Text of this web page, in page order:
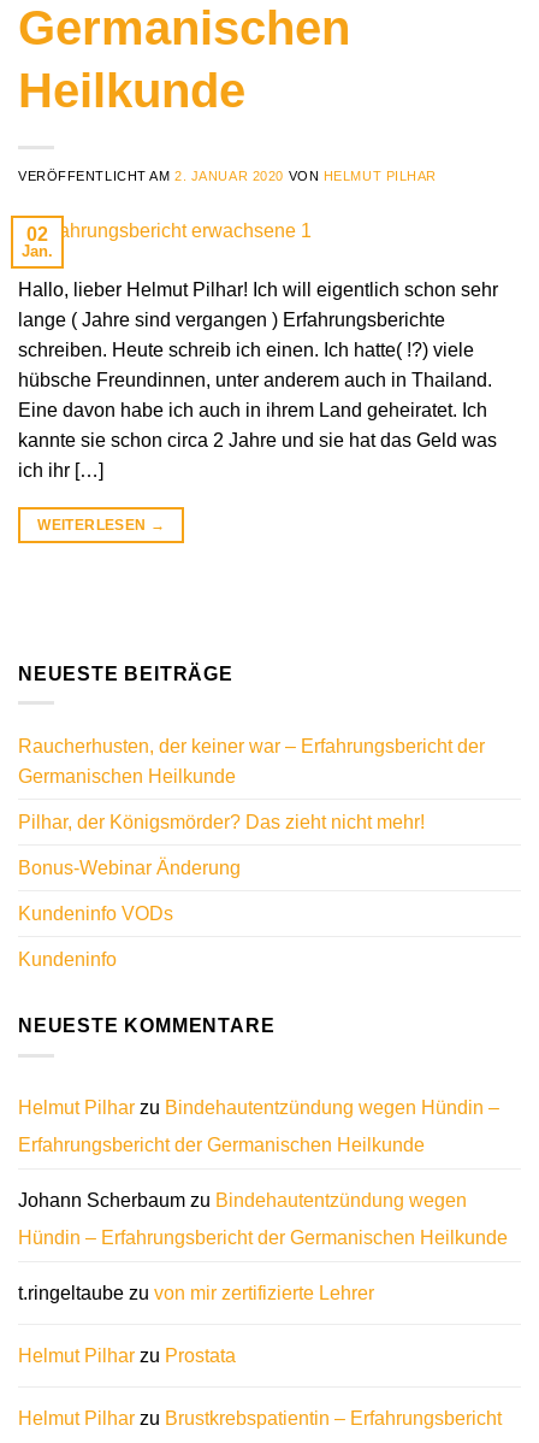
Germanischen
Heilkunde
VERÖFFENTLICHT AM2. JANUAR 2020 VON HELMUT PILHAR
02
Jan.
Hallo, lieber Helmut Pilhar! Ich will eigentlich schon sehr
lange ( Jahre sind vergangen ) Erfahrungsberichte
schreiben. Heute schreib ich einen. Ich hatte( !?) viele
hübsche Freundinnen, unter anderem auch in Thailand.
Eine davon habe ich auch in ihrem Land geheiratet. Ich
kannte sie schon circa 2 Jahre und sie hat das Geld was
ich ihr […]
WEITERLESEN →
NEUESTE BEITRÄGE
Raucherhusten, der keiner war – Erfahrungsbericht der
Germanischen Heilkunde
Pilhar, der Königsmörder? Das zieht nicht mehr!
Bonus-Webinar Änderung
Kundeninfo VODs
Kundeninfo
NEUESTE KOMMENTARE
Helmut Pilhar zu Bindehautentzündung wegen Hündin –
Erfahrungsbericht der Germanischen Heilkunde
Johann Scherbaum zu Bindehautentzündung wegen
Hündin – Erfahrungsbericht der Germanischen Heilkunde
t.ringeltaube zu von mir zertifizierte Lehrer
Helmut Pilhar zu Prostata
Helmut Pilhar zu Brustkrebspatientin – Erfahrungsbericht